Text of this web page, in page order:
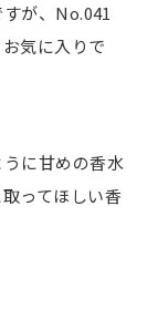
が、No.041
気に入りで
に甘めの香水
ってほしい香